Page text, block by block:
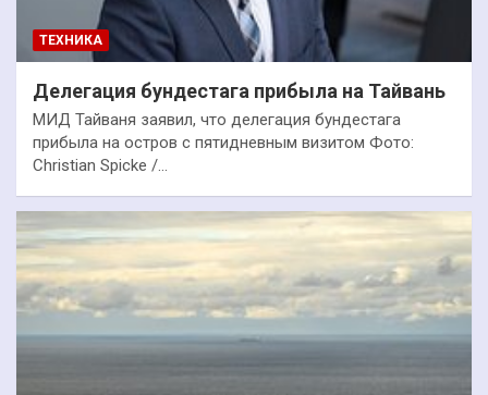
ТЕХНИКА
Делегация бундестага прибыла на Тайвань
МИД Тайваня заявил, что делегация бундестага
прибыла на остров с пятидневным визитом Фото:
Christian Spicke /…